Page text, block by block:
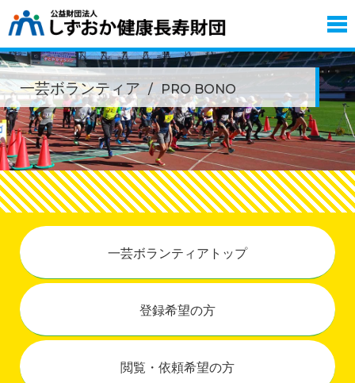
一芸ボランティア PRO BONO
一芸ボランティアトップ
登録希望の方
閲覧・依頼希望の方